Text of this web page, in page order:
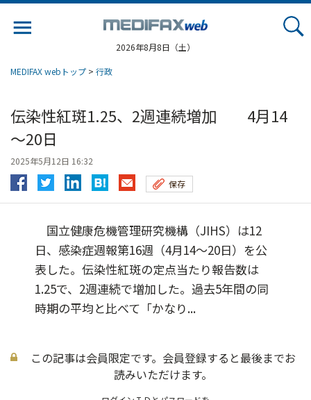
2026年8月8日（土）
MEDIFAX webトップ > 行政
伝染性紅斑1.25、2週連続増加 4月14
～20日
2025年5月12日 16:32
保存
国立健康危機管理研究機構（JIHS）は12
日、感染症週報第16週（4月14～20日）を公
表した。伝染性紅斑の定点当たり報告数は
1.25で、2週連続で増加した。過去5年間の同
時期の平均と比べて「かなり...
この記事は会員限定です。会員登録すると最後までお
読みいただけます。